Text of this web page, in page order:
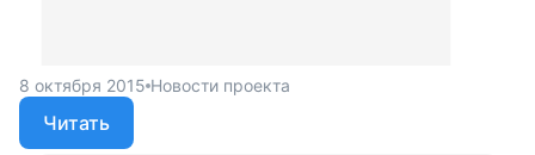
8 октября 2015 Новости проекта
Читать